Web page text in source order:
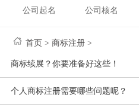
公司起名 公司核名
首页 >商标注册 >
商标续展？你要准备好这些！
个人商标注册需要哪些问题呢？